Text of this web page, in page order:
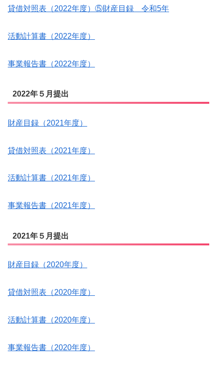
貸借対照表（2022年度） ⑤財産目録 令和5年
活動計算書（2022年度）
事業報告書（2022年度）
2022年５月提出
財産目録（2021年度）
貸借対照表（2021年度）
活動計算書（2021年度）
事業報告書（2021年度）
2021年５月提出
財産目録（2020年度）
貸借対照表（2020年度）
活動計算書（2020年度）
事業報告書（2020年度）